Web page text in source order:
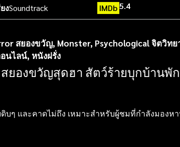
งSoundtrack IMDb 5.4
สยองขวัญ, Monster, Psychological จิตวิทย
นไลน์, หนังฝรั่ง
สยองขวัญสุดฮา สัตว์ร้ายบุกบ้านพั
บๆ และคาดไม่ถึง เหมาะสำหรับผู้ชมที่กำลังมอง